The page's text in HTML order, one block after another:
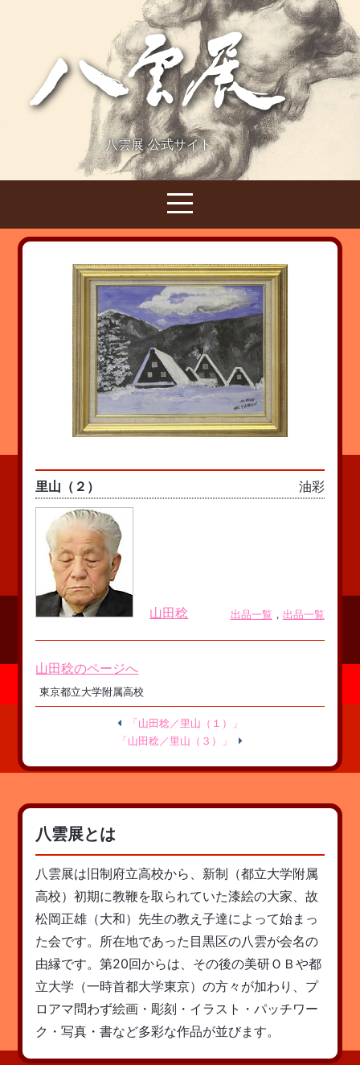
八雲展 公式サイト
里山（２） 油彩
山田稔 出品一覧 ， 出品一覧
山田稔のページへ
東京都立大学附属高校
「山田稔／里山（１）」
「山田稔／里山（３）」
八雲展とは
八雲展は旧制府立高校から、新制（都立大学附属
高校）初期に教鞭を取られていた漆絵の大家、故
松岡正雄（大和）先生の教え子達によって始まっ
た会です。所在地であった目黒区の八雲が会名の
由縁です。第20回からは、その後の美研ＯＢや都
立大学（一時首都大学東京）の方々が加わり、プ
ロアマ問わず絵画・彫刻・イラスト・パッチワー
ク・写真・書など多彩な作品が並びます。